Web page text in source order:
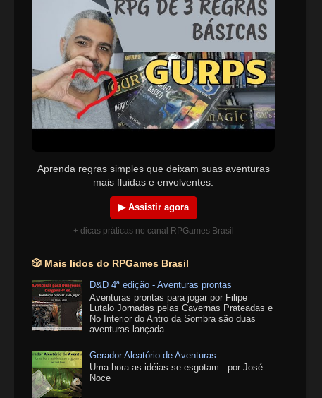
Aprenda regras simples que deixam suas aventuras
mais fluidas e envolventes.
▶ Assistir agora
+ dicas práticas no canal RPGames Brasil
🎲 Mais lidos do RPGames Brasil
D&D 4ª edição - Aventuras prontas
Aventuras prontas para jogar por Filipe
Lutalo Jornadas pelas Cavernas Prateadas e
No Interior do Antro da Sombra são duas
aventuras lançada...
Gerador Aleatório de Aventuras
Uma hora as idéias se esgotam. por José
Noce